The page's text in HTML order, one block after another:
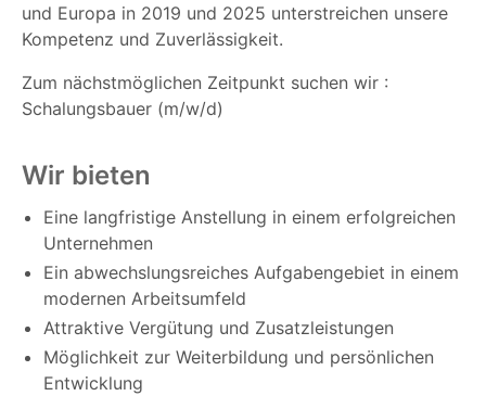
und Europa in 2019 und 2025 unterstreichen unsere
Kompetenz und Zuverlässigkeit.
Zum nächstmöglichen Zeitpunkt suchen wir :
Schalungsbauer (m/w/d)
Wir bieten
Eine langfristige Anstellung in einem erfolgreichen
Unternehmen
Ein abwechslungsreiches Aufgabengebiet in einem
modernen Arbeitsumfeld
Attraktive Vergütung und Zusatzleistungen
Möglichkeit zur Weiterbildung und persönlichen
Entwicklung